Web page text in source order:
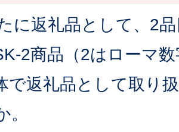
に返礼品として、2
2商品（2はローマ
で返礼品として取り